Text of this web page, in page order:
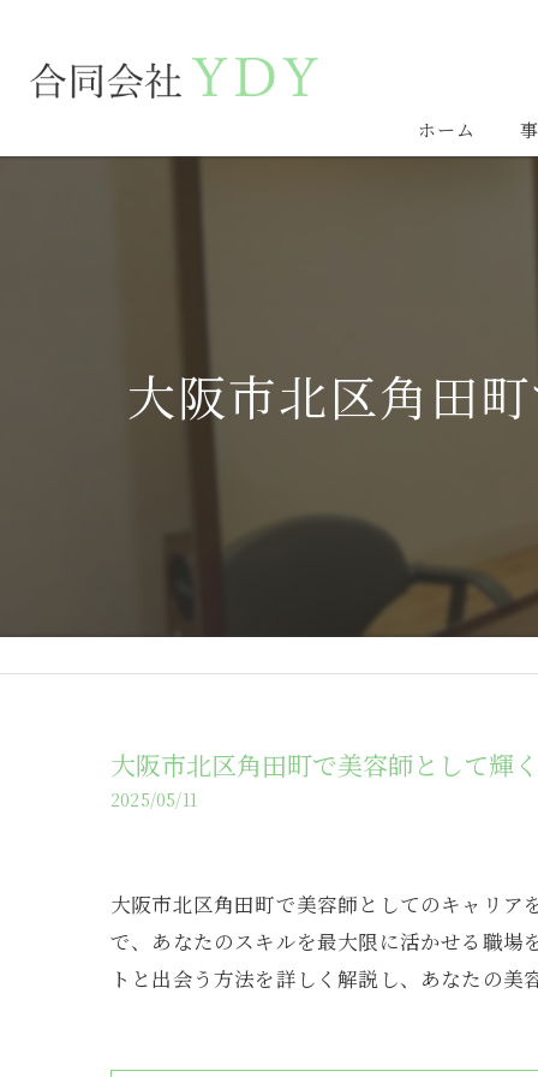
ホーム
大阪市北区角田
大阪市北区角田町で美容師として輝
2025/05/11
大阪市北区角田町で美容師としてのキャリ
で、あなたのスキルを最大限に活かせる職
トと出会う方法を詳しく解説し、あなたの